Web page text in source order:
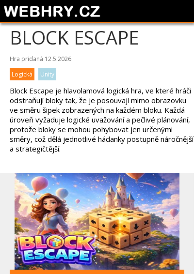
BLOCK ESCAPE
Hra pridaná 12.5.2026
Logická
Unity
Block Escape je hlavolamová logická hra, ve které hráči
odstraňují bloky tak, že je posouvají mimo obrazovku
ve směru šipek zobrazených na každém bloku. Každá
úroveň vyžaduje logické uvažování a pečlivé plánování,
protože bloky se mohou pohybovat jen určenými
směry, což dělá jednotlivé hádanky postupně náročnější
a strategičtější.